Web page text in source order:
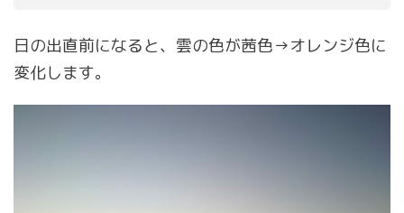
日の出直前になると、雲の色が茜色→オレンジ色に
変化します。